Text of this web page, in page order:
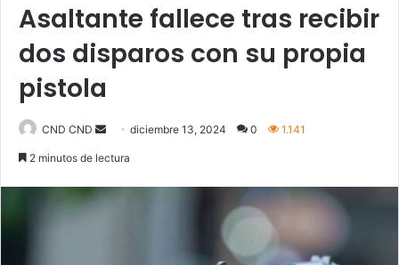
Asaltante fallece tras recibir
dos disparos con su propia
pistola
CND CND
Senddiciembre 13, 2024 0 1.141
2 minutos de lectura